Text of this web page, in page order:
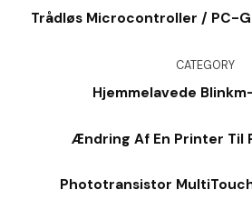
Trådløs Microcontroller / PC-
CATEGORY
Hjemmelavede
Ændring Af En Printer Til
Phototransistor